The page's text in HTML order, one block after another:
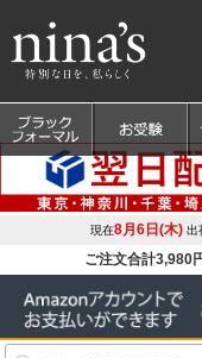
現在8月6日(木)出
ご注文合計3,980